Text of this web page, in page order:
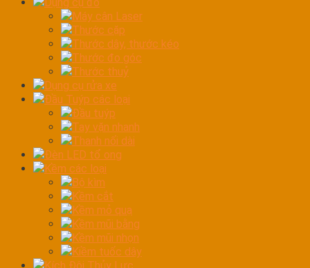
Máy cân Laser
Thước cặp
Thước dây, thước kéo
Thước đo góc
Thước thuỷ
Dụng cụ rửa xe
Đầu Tuýp các loại
Đầu tuýp
Tay vặn nhanh
Thanh nối dài
Đèn LED tổ ong
Kềm các loại
Bộ kìm
Kềm cắt
Kềm mỏ quạ
Kềm mũi bằng
Kềm mũi nhọn
Kiềm tuốc dây